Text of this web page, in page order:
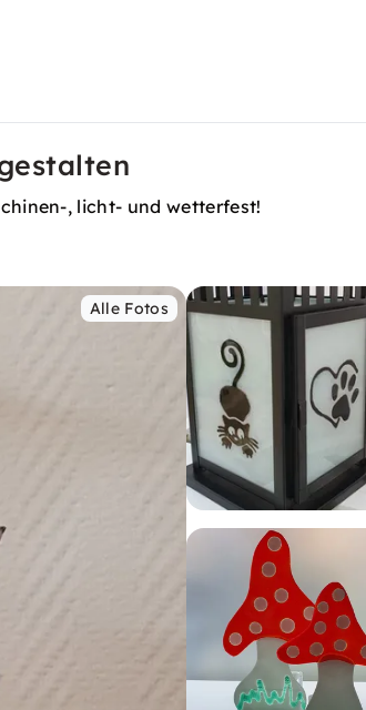
, licht- und wetterfest!
Alle Fotos